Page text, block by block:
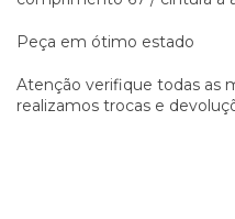
Peça em ótimo estado
Atenção verifique todas as
realizamos trocas e